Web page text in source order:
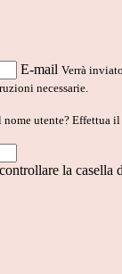
E-mail Verrà
necessarie.
utente? Effettua
la casella